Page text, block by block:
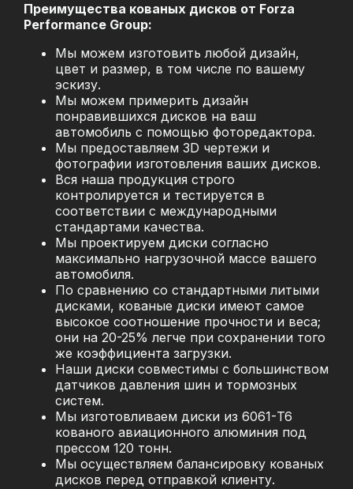
Преимущества кованых дисков от Forza
Performance Group:
Мы можем изготовить любой дизайн,
цвет и размер, в том числе по вашему
эскизу.
Мы можем примерить дизайн
понравившихся дисков на ваш
автомобиль с помощью фоторедактора.
Мы предоставляем 3D чертежи и
фотографии изготовления ваших дисков.
Вся наша продукция строго
контролируется и тестируется в
соответствии с международными
стандартами качества.
Мы проектируем диски согласно
максимально нагрузочной массе вашего
автомобиля.
По сравнению со стандартными литыми
дисками, кованые диски имеют самое
высокое соотношение прочности и веса;
они на 20-25% легче при сохранении того
же коэффициента загрузки.
Наши диски совместимы с большинством
датчиков давления шин и тормозных
систем.
Мы изготовливаем диски из 6061-T6
кованого авиационного алюминия под
прессом 120 тонн.
Мы осуществляем балансировку кованых
дисков перед отправкой клиенту.